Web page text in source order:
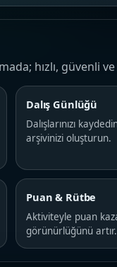
hızlı, güvenli
Dalış Günlüğü
Dalışlarınızı
arşivinizi oluşturun.
Puan & Rütbe
Aktiviteyle puan
görünürlüğünü artır.